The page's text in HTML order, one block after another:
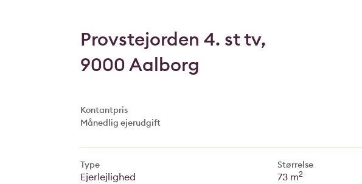
Provstejorden 4. st tv,
9000 Aalborg
Kontantpris
Månedlig ejerudgift
Type
Ejerlejlighed
Størrelse
73 m2